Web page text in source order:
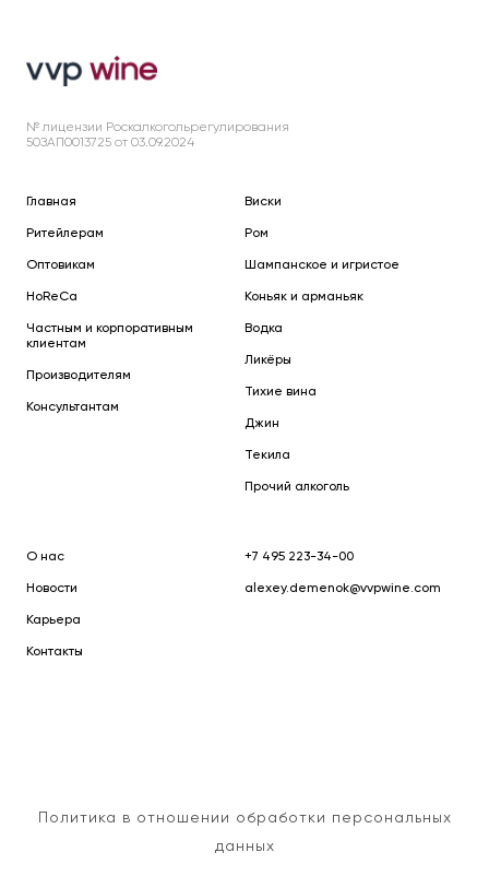
№ лицензии Роскалкогольрегулирования
50ЗАП0013725 от 03.09.2024
Главная
Ритейлерам
Оптовикам
HoReCa
Частным и корпоративным
клиентам
Производителям
Консультантам
Виски
Ром
Шампанское и игристое
Коньяк и арманьяк
Водка
Ликёры
Тихие вина
Джин
Текила
Прочий алкоголь
О нас
Новости
Карьера
Контакты
+7 495 223-34-00
alexey.demenok@vvpwine.com
Политика в отношении обработки персональных
данных